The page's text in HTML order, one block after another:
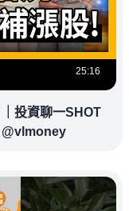
25:16
投資聊一SHOT
@vlmoney